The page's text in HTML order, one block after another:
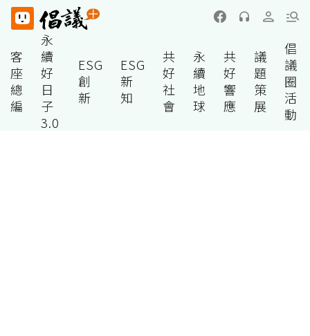
客
座
總
編
永
續
好
日
子
3.0
ESG
創
新
ESG
新
知
共
好
社
會
永
續
地
球
共
好
響
應
議
題
策
展
倡
議
圈
活
動